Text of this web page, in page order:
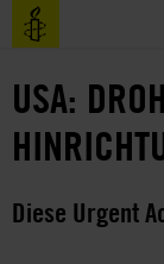
Direkt
zum
Benutzermenü
USA:
Diese Urgent